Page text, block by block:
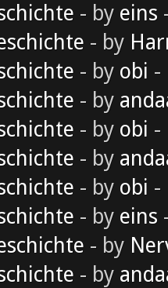
- by eins
- by
- by obi -
- by
- by obi -
- by
- by obi -
- by eins
- by
- by